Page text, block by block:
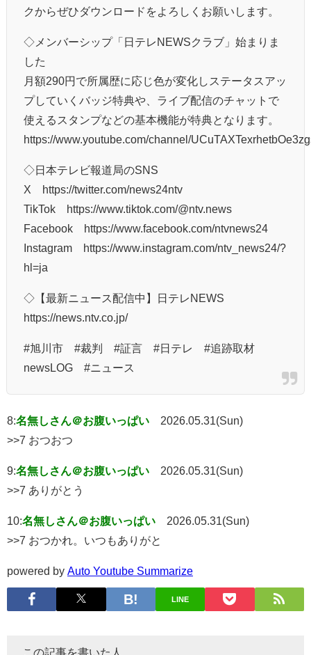
クからぜひダウンロードをよろしくお願いします。
◇メンバーシップ「日テレNEWSクラブ」始まりま
した
月額290円で所属歴に応じ色が変化しステータスアッ
プしていくバッジ特典や、ライブ配信のチャットで
使えるスタンプなどの基本機能が特典となります。
https://www.youtube.com/channel/
◇日本テレビ報道局のSNS
X https://twitter.com/news24ntv
TikTok https://www.tiktok.com/@ntv.news
Facebook https://www.facebook.com/ntvnews24
Instagram https://www.instagram.com/ntv_news24/?
hl=ja
◇【最新ニュース配信中】日テレNEWS
https://news.ntv.co.jp/
#旭川市 #裁判 #証言 #日テレ #追跡取材
newsLOG #ニュース
8:名無しさん＠お腹いっぱい
2026.05.31(Sun)
>>7 おつおつ
9:名無しさん＠お腹いっぱい
2026.05.31(Sun)
>>7 ありがとう
10:名無しさん＠お腹いっぱい
2026.05.31(Sun)
>>7 おつかれ。いつもありがと
powered by Auto Youtube Summarize
LINE
この記事を書いた人